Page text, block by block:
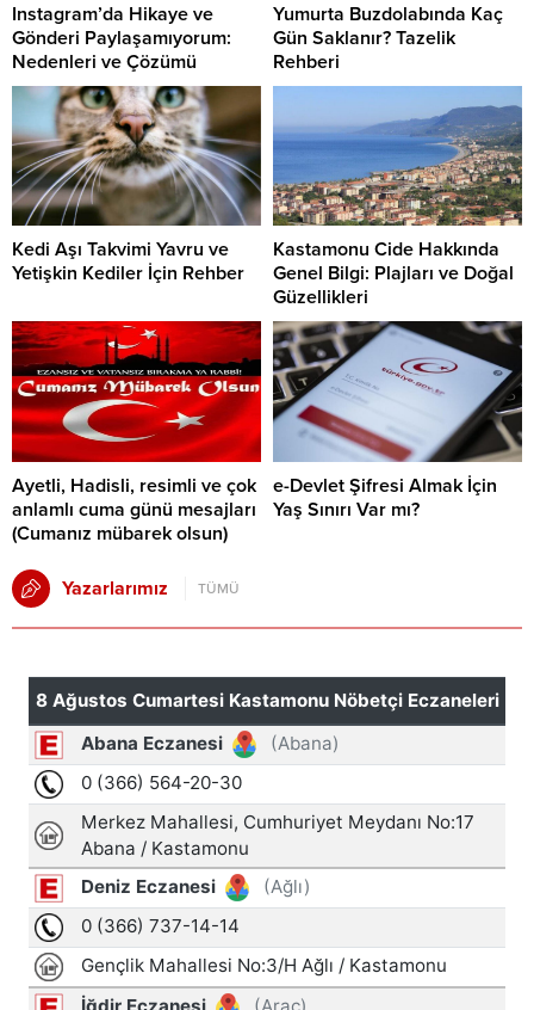
Instagram’da Hikaye ve
Gönderi Paylaşamıyorum:
Nedenleri ve Çözümü
Yumurta Buzdolabında Kaç
Gün Saklanır? Tazelik
Rehberi
Kedi Aşı Takvimi Yavru ve
Yetişkin Kediler İçin Rehber
Kastamonu Cide Hakkında
Genel Bilgi: Plajları ve Doğal
Güzellikleri
Ayetli, Hadisli, resimli ve çok
anlamlı cuma günü mesajları
(Cumanız mübarek olsun)
e-Devlet Şifresi Almak İçin
Yaş Sınırı Var mı?
Yazarlarımız TÜMÜ